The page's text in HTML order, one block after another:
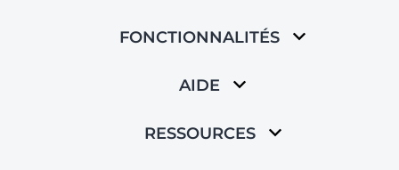
FONCTIONNALITÉS
AIDE
RESSOURCES